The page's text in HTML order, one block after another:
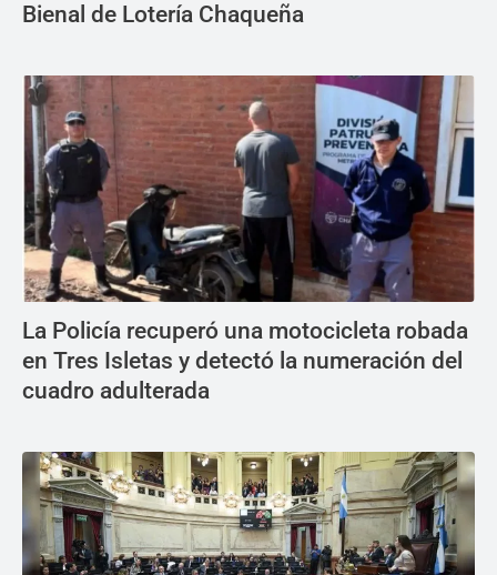
Bienal de Lotería Chaqueña
La Policía recuperó una motocicleta robada
en Tres Isletas y detectó la numeración del
cuadro adulterada